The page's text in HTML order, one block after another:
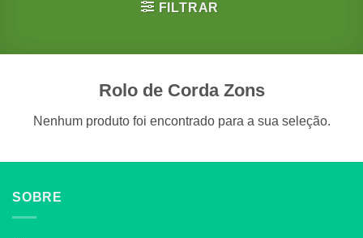
FILTRAR
Rolo de Corda Zons
Nenhum produto foi encontrado para a sua seleção.
SOBRE